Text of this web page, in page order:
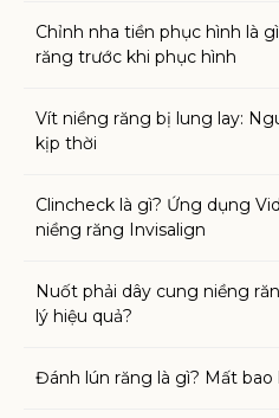
Chỉnh nha tiền phục hình là
răng trước khi phục hình
Vít niềng răng bị lung lay:
kịp thời
Clincheck là gì? Ứng dụng
niềng răng Invisalign
Nuốt phải dây cung niềng
lý hiệu quả?
Đánh lún răng là gì? Mất bao